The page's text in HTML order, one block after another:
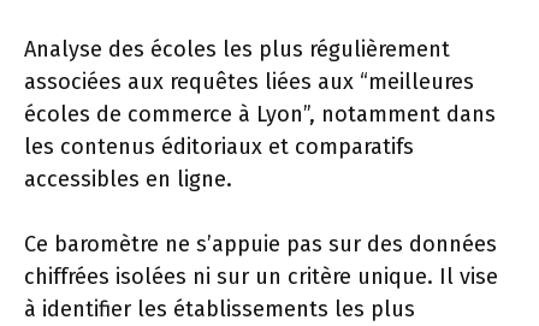
Analyse des écoles les plus régulièrement
associées aux requêtes liées aux “meilleures
écoles de commerce à Lyon”, notamment dans
les contenus éditoriaux et comparatifs
accessibles en ligne.
Ce baromètre ne s’appuie pas sur des données
chiffrées isolées ni sur un critère unique. Il vise
à identifier les établissements les plus